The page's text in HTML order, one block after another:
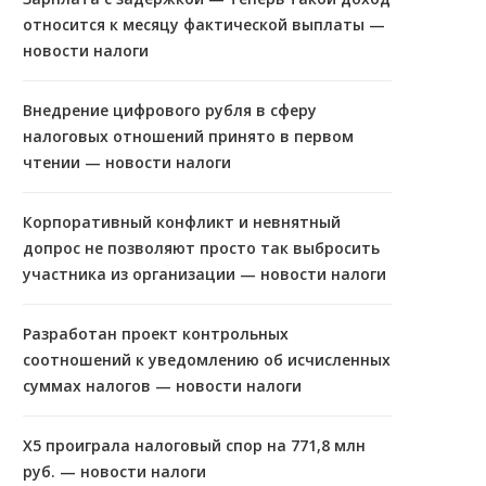
относится к месяцу фактической выплаты —
новости налоги
Внедрение цифрового рубля в сферу
налоговых отношений принято в первом
чтении — новости налоги
Корпоративный конфликт и невнятный
допрос не позволяют просто так выбросить
участника из организации — новости налоги
Разработан проект контрольных
соотношений к уведомлению об исчисленных
суммах налогов — новости налоги
X5 проиграла налоговый спор на 771,8 млн
руб. — новости налоги